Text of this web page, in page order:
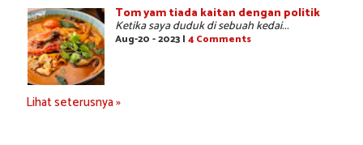
Tom yam tiada kaitan dengan politik
Ketika saya duduk di sebuah kedai...
Aug-20 - 2023 | 4 Comments
Lihat seterusnya »